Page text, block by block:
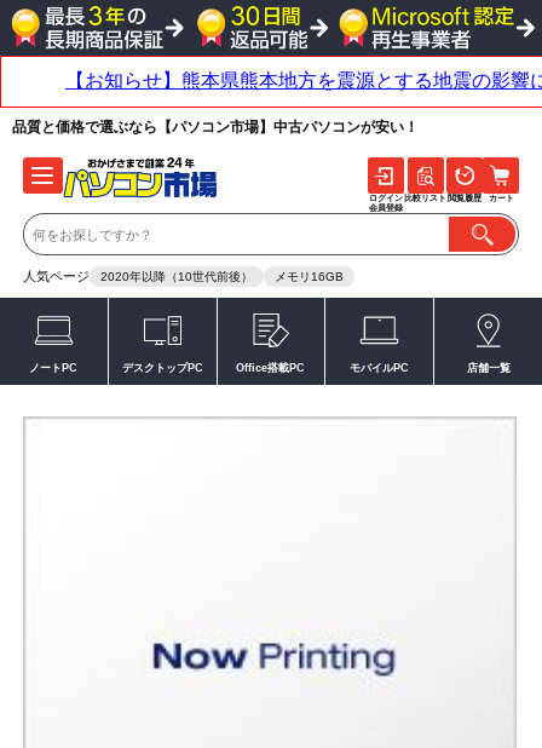
品質と価格で選ぶなら【パソコン市場】中古パソコンが安い！
人気ページ 2020年以降（10世代前後） メモリ16GB
ログイン
会員登録
比較リスト 閲覧履歴 カート
ノートPC デスクトップPC Office搭載PC モバイルPC 店舗一覧